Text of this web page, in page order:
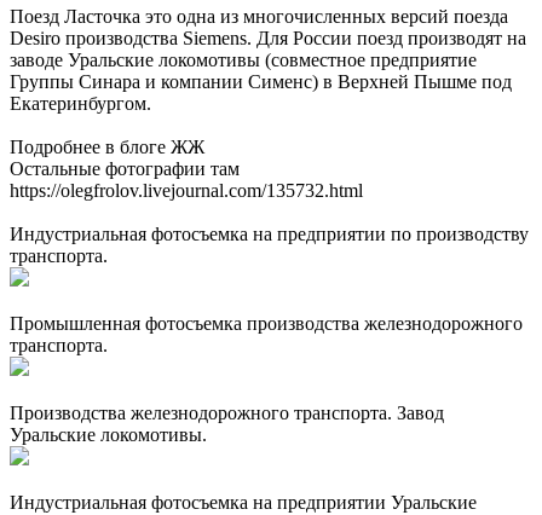
Поезд Ласточка это одна из многочисленных версий поезда
Desiro производства Siemens. Для России поезд производят на
заводе Уральские локомотивы (совместное предприятие
Группы Синара и компании Сименс) в Верхней Пышме под
Екатеринбургом.
Подробнее в блоге ЖЖ
Остальные фотографии там
https://olegfrolov.livejournal.com/135732.html
Индустриальная фотосъемка на предприятии по производству
транспорта.
Промышленная фотосъемка производства железнодорожного
транспорта.
Производства железнодорожного транспорта. Завод
Уральские локомотивы.
Индустриальная фотосъемка на предприятии Уральские